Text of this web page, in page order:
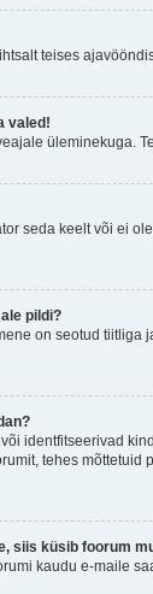
teises
valed!
üleminekuga.
seda keelt või ei
pildi?
on seotud
identfitseerivad
tehes
siis küsib foorum
kaudu e-maile